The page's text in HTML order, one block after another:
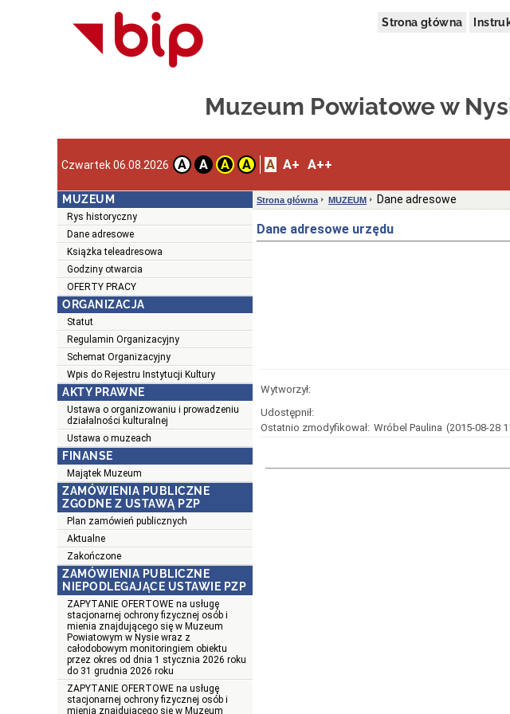
Strona główna
Muzeum Powiatowe w
Czwartek 06.08.2026 A A A A A A+ A++
MUZEUM
Rys historyczny
Dane adresowe
Książka teleadresowa
Godziny otwarcia
OFERTY PRACY
ORGANIZACJA
Statut
Regulamin Organizacyjny
Schemat Organizacyjny
Wpis do Rejestru Instytucji Kultury
AKTY PRAWNE
Ustawa o organizowaniu i prowadzeniu
działalności kulturalnej
Ustawa o muzeach
FINANSE
Majątek Muzeum
ZAMÓWIENIA PUBLICZNE
ZGODNE Z USTAWĄ PZP
Plan zamówień publicznych
Aktualne
Zakończone
ZAMÓWIENIA PUBLICZNE
NIEPODLEGAJĄCE USTAWIE PZP
ZAPYTANIE OFERTOWE na usługę
stacjonarnej ochrony fizycznej osób i
mienia znajdującego się w Muzeum
Powiatowym w Nysie wraz z
całodobowym monitoringiem obiektu
przez okres od dnia 1 stycznia 2026 roku
do 31 grudnia 2026 roku
ZAPYTANIE OFERTOWE na usługę
stacjonarnej ochrony fizycznej osób i
mienia znajdującego się w Muzeum
Strona główna MUZEUM Dane adresowe
Dane adresowe urzędu
Wytworzył:
Udostępnił:
Ostatnio zmodyfikował: Wróbel Paulina (2015-08-28